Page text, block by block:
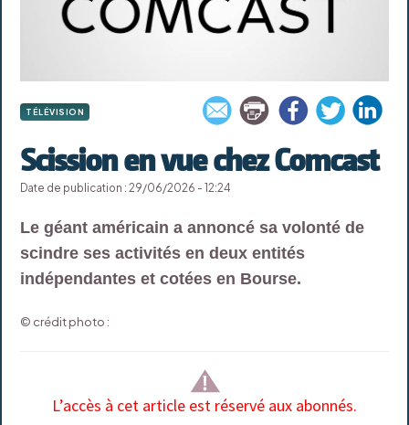
TÉLÉVISION
Scission en vue chez Comcast
Date de publication : 29/06/2026 - 12:24
Le géant américain a annoncé sa volonté de
scindre ses activités en deux entités
indépendantes et cotées en Bourse.
© crédit photo :
L’accès à cet article est réservé aux abonnés.